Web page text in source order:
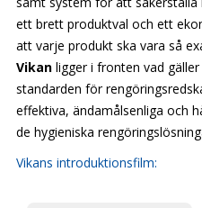
ett brett produktval och ett
att varje produkt ska vara så
Vikanligger i fronten vad
standarden för
effektiva, ändamålsenliga och
de hygieniska
Vikans introduktionsfilm: